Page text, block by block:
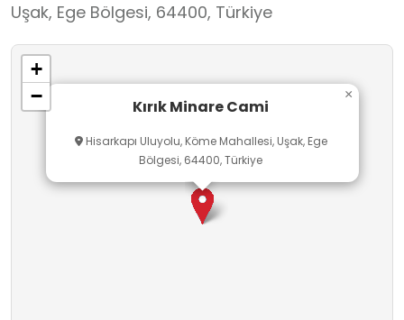
Uşak, Ege Bölgesi, 64400, Türkiye
Kırık Minare Cami
Hisarkapı Uluyolu, Köme Mahallesi, Uşak, Ege
Bölgesi, 64400, Türkiye
×
+
−